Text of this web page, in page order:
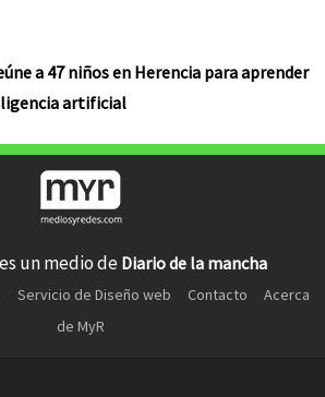
a 47 niños en Herencia para aprender
artificial
un medio de Diario de la mancha
Servicio de Diseño web Contacto
Acerca
de MyR